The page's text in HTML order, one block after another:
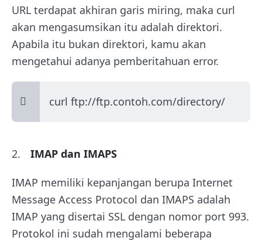
URL terdapat akhiran garis miring, maka curl
akan mengasumsikan itu adalah direktori.
Apabila itu bukan direktori, kamu akan
mengetahui adanya pemberitahuan error.
curl ftp://ftp.contoh.com/directory/
IMAP dan IMAPS
IMAP memiliki kepanjangan berupa Internet
Message Access Protocol dan IMAPS adalah
IMAP yang disertai SSL dengan nomor port 993.
Protokol ini sudah mengalami beberapa